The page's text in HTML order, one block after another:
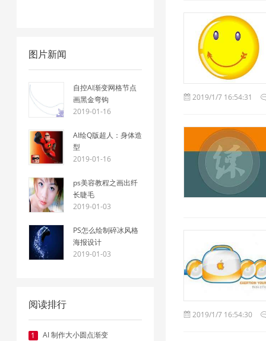
图片新闻
自控AI渐变网格节点
画黑金弯钩
2019-01-16
AI绘Q版超人：身体造
型
2019-01-16
ps美容教程之画出纤
长睫毛
2019-01-03
PS怎么绘制碎冰风格
海报设计
2019-01-03
阅读排行
1 AI 制作大小圆点渐变
2019/1/7 16:54:31
2019/1/7 16:54:30